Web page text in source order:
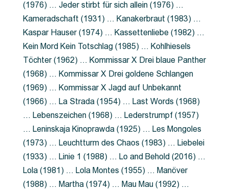
(1976) … Jeder stirbt für sich allein (1976) …
Kameradschaft (1931) … Kanakerbraut (1983) …
Kaspar Hauser (1974) … Kassettenliebe (1982) …
Kein Mord Kein Totschlag (1985) … Kohlhiesels
Töchter (1962) … Kommissar X Drei blaue Panther
(1968) … Kommissar X Drei goldene Schlangen
(1969) … Kommissar X Jagd auf Unbekannt
(1966) … La Strada (1954) … Last Words (1968)
… Lebenszeichen (1968) … Lederstrumpf (1957)
… Leninskaja Kinoprawda (1925) … Les Mongoles
(1973) … Leuchtturm des Chaos (1983) … Liebelei
(1933) … Linie 1 (1988) … Lo and Behold (2016) …
Lola (1981) … Lola Montes (1955) … Manöver
(1988) … Martha (1974) … Mau Mau (1992) …